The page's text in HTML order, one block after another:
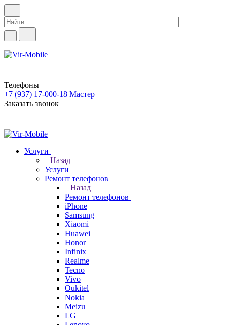
Телефоны
+7 (937) 17-000-18 Мастер
Заказать звонок
Услуги
Назад
Услуги
Ремонт телефонов
Назад
Ремонт телефонов
iPhone
Samsung
Xiaomi
Huawei
Honor
Infinix
Realme
Tecno
Vivo
Oukitel
Nokia
Meizu
LG